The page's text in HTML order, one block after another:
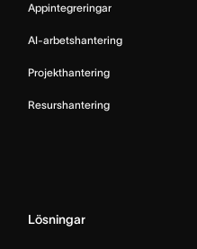
Appintegreringar
AI-arbetshantering
Projekthantering
Resurshantering
Lösningar